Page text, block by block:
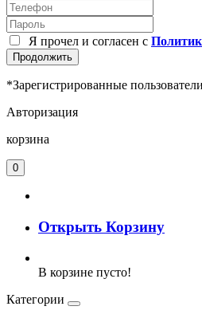
Я прочел и согласен с
Продолжить
*Зарегистрированные
Авторизация
корзина
0
Открыть Корзину
В корзине пусто!
Категории